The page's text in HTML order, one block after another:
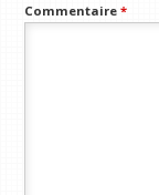
Commentaire*